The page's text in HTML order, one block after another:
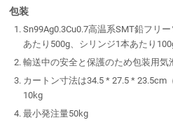
包装
Sn99Ag0.3Cu0.7高温系SMT鉛フリ
あたり500g、シリンジ1本あたり
輸送中の安全と保護のため包装用気
カートン寸法は34.5 * 27.5 * 23.5cm
10kg
最小発注量50kg